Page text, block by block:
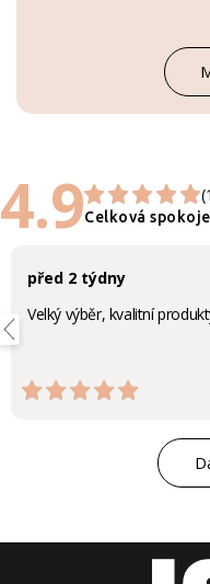
4.9Celková
před 2 týdny
Velký výběr, kvalitní